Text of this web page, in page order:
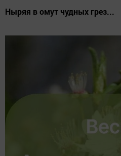
Ныряя в омут чудных грез...